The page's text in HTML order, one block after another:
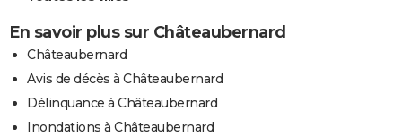
En savoir plus sur Châteaubernard
Châteaubernard
Avis de décès à Châteaubernard
Délinquance à Châteaubernard
Inondations à Châteaubernard